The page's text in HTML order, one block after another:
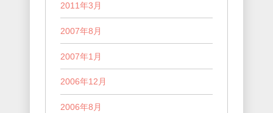
2011年3月
2007年8月
2007年1月
2006年12月
2006年8月